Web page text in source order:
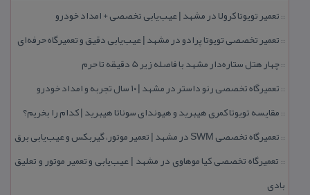
:: تعمیر تویوتا كرولا در مشهد | عیب‌یابی تخصصی + امداد خودرو
:: تعمیر تخصصی تویوتا پرادو در مشهد | عیب‌یابی دقیق و تعمیرگاه حرفه‌ای
::چهار هتل‌ ستاره‌دار مشهد با فاصله زیر 5 دقیقه تا حرم
:: تعمیرگاه تخصصی رنو داستر در مشهد | ۱۰ سال تجربه و امداد خودرو
:: مقایسه تویوتا كمری هیبرید و هیوندای سوناتا هیبرید | كدام را بخریم؟
:: تعمیرگاه تخصصی SWM در مشهد | تعمیر موتور، گیربكس و عیب‌یابی برق
:: تعمیرگاه تخصصی كیا موهاوی در مشهد | عیب‌یابی و تعمیر موتور و تعلیق
بادی